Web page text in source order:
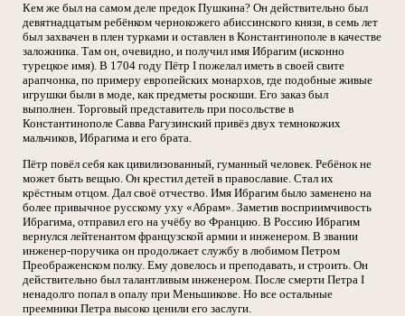
Кем же был на самом деле предок Пушкина? Он действительно был
девятнадцатым ребёнком чернокожего абиссинского князя, в семь лет
был захвачен в плен турками и оставлен в Константинополе в качестве
заложника. Там он, очевидно, и получил имя Ибрагим (исконно
турецкое имя). В 1704 году Пётр I пожелал иметь в своей свите
арапчонка, по примеру европейских монархов, где подобные живые
игрушки были в моде, как предметы роскоши. Его заказ был
выполнен. Торговый представитель при посольстве в
Константинополе Савва Рагузинский привёз двух темнокожих
мальчиков, Ибрагима и его брата.
Пётр повёл себя как цивилизованный, гуманный человек. Ребёнок не
может быть вещью. Он крестил детей в православие. Стал их
крёстным отцом. Дал своё отчество. Имя Ибрагим было заменено на
более привычное русскому уху «Абрам». Заметив восприимчивость
Ибрагима, отправил его на учёбу во Францию. В Россию Ибрагим
вернулся лейтенантом французской армии и инженером. В звании
инженер-поручика он продолжает службу в любимом Петром
Преображенском полку. Ему довелось и преподавать, и строить. Он
действительно был талантливым инженером. После смерти Петра I
ненадолго попал в опалу при Меньшикове. Но все остальные
преемники Петра высоко ценили его заслуги.